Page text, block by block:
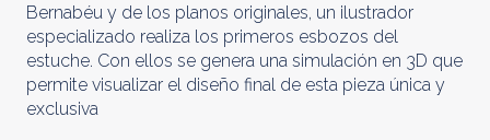
Bernabéu y de los planos originales, un ilustrador
especializado realiza los primeros esbozos del
estuche. Con ellos se genera una simulación en 3D que
permite visualizar el diseño final de esta pieza única y
exclusiva